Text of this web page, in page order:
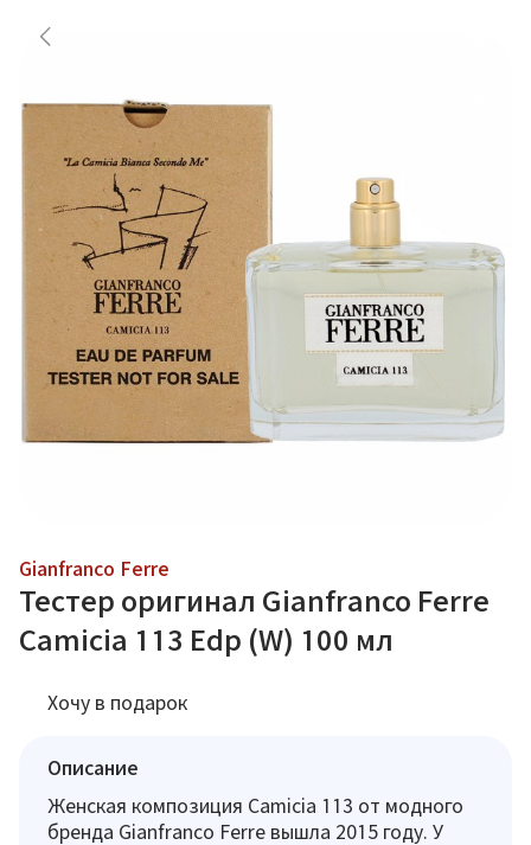
Gianfranco Ferre
Тестер оригинал Gianfranco Ferre
Camicia 113 Edp (W) 100 мл
Хочу в подарок
Описание
Женская композиция Camicia 113 от модного
бренда Gianfranco Ferre вышла 2015 году. У